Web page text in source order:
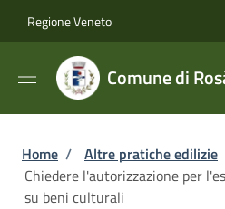
Regione Veneto
Comune di
Briciole di pane
Home / Altre pratiche edilizie
Chiedere l'autorizzazione per
su beni culturali